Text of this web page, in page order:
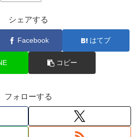
シェアする
Facebook はてブ
コピー
フォローする